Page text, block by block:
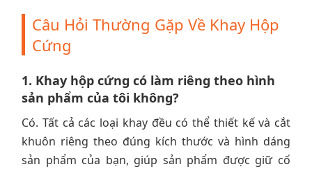
Câu Hỏi Thường Gặp Về Khay Hộp
Cứng
1. Khay hộp cứng có làm riêng theo hình
sản phẩm của tôi không?
Có. Tất cả các loại khay đều có thể thiết kế và cắt
khuôn riêng theo đúng kích thước và hình dáng
sản phẩm của bạn, giúp sản phẩm được giữ cố